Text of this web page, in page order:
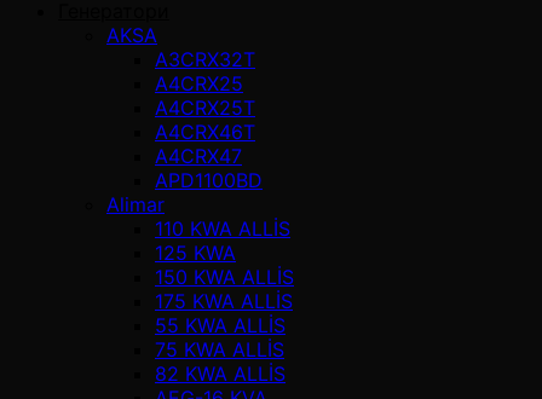
AKSA
A3CRX32T
A4CRX25
A4CRX25T
A4CRX46T
A4CRX47
APD1100BD
Alimar
110 KWA ALLİS
125 KWA
150 KWA ALLİS
175 KWA ALLİS
55 KWA ALLİS
75 KWA ALLİS
82 KWA ALLİS